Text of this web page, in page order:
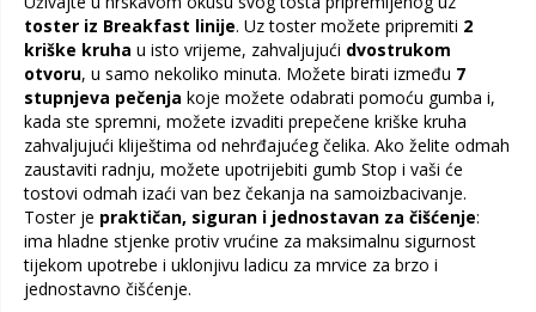
toster iz Breakfast linije. Uz toster možete pripremiti 2
kriške kruha u isto vrijeme, zahvaljujući dvostrukom
otvoru, u samo nekoliko minuta. Možete birati između 7
stupnjeva pečenja koje možete odabrati pomoću gumba i,
kada ste spremni, možete izvaditi prepečene kriške kruha
zahvaljujući kliještima od nehrđajućeg čelika. Ako želite odmah
zaustaviti radnju, možete upotrijebiti gumb Stop i vaši će
tostovi odmah izaći van bez čekanja na samoizbacivanje.
Toster je praktičan, siguran i jednostavan za čišćenje:
ima hladne stjenke protiv vrućine za maksimalnu sigurnost
tijekom upotrebe i uklonjivu ladicu za mrvice za brzo i
jednostavno čišćenje.